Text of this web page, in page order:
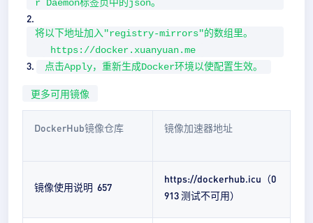
r Daemon标签页中的json。
将以下地址加入"registry-mirrors"的数组里。
https://docker.xuanyuan.me
点击Apply，重新生成Docker环境以使配置生效。
更多可用镜像
DockerHub镜像仓库 镜像加速器地址
镜像使用说明 657
https://dockerhub.icu（0
913 测试不可用）